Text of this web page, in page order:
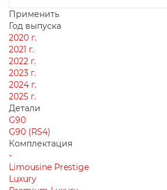
Применить
Год выпуска
2020 г.
2021 г.
2022 г.
2023 г.
2024 г.
2025 г.
Детали
G90
G90 (RS4)
Комплектация
-
Limousine Prestige
Luxury